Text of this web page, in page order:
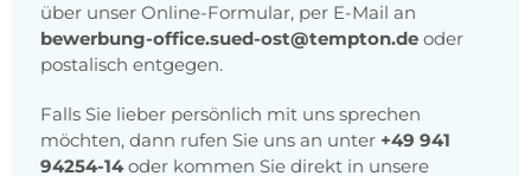
über unser Online-Formular, per E-Mail an
bewerbung-office.sued-ost@tempton.de oder
postalisch entgegen.
Falls Sie lieber persönlich mit uns sprechen
möchten, dann rufen Sie uns an unter +49 941
94254-14oder kommen Sie direkt in unsere